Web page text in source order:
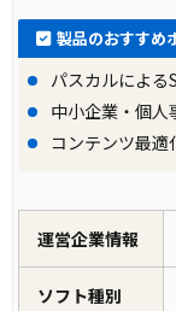
製品のおすすめ
パスカルによる
中小企業・個
コンテンツ最適
運営企業情報
ソフト種別